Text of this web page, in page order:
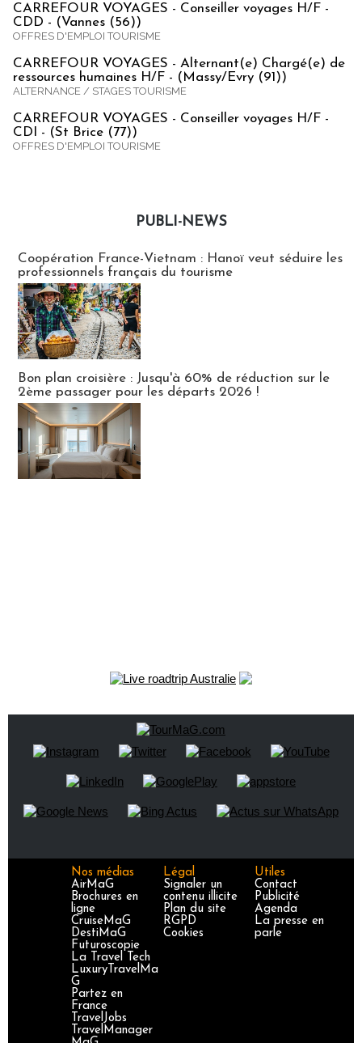
CARREFOUR VOYAGES - Conseiller voyages H/F -
CDD - (Vannes (56))
OFFRES D'EMPLOI TOURISME
CARREFOUR VOYAGES - Alternant(e) Chargé(e) de
ressources humaines H/F - (Massy/Evry (91))
ALTERNANCE / STAGES TOURISME
CARREFOUR VOYAGES - Conseiller voyages H/F -
CDI - (St Brice (77))
OFFRES D'EMPLOI TOURISME
PUBLI-NEWS
Coopération France-Vietnam : Hanoï veut séduire les
professionnels français du tourisme
Bon plan croisière : Jusqu'à 60% de réduction sur le
2ème passager pour les départs 2026 !
Nos médias
AirMaG
Brochures en
ligne
CruiseMaG
DestiMaG
Futuroscopie
La Travel Tech
LuxuryTravelMa
G
Partez en
France
TravelJobs
TravelManager
Légal
Signaler un
contenu illicite
Plan du site
RGPD
Cookies
Utiles
Contact
Publicité
Agenda
La presse en
parle